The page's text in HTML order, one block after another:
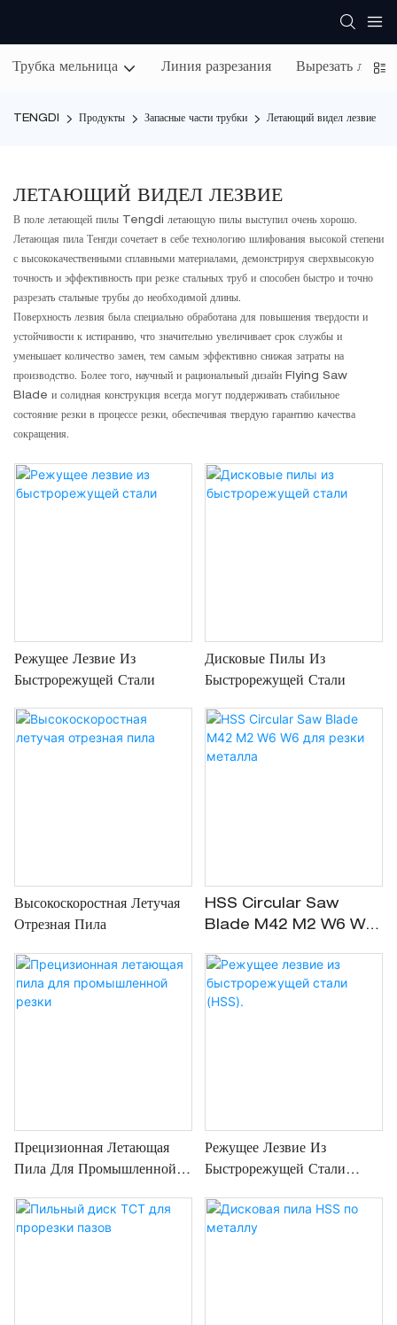
Трубка мельница Линия разрезания Вырезать
TENGDI Продукты Запасные части трубки Летающий видел лезвие
ЛЕТАЮЩИЙ ВИДЕЛ ЛЕЗВИЕ
В поле летающей пилы Tengdi летающую пилы выступил очень хорошо.
Летающая пила Тенгди сочетает в себе технологию шлифования высокой степени
с высококачественными сплавными материалами, демонстрируя сверхвысокую
точность и эффективность при резке стальных труб и способен быстро и точно
разрезать стальные трубы до необходимой длины.
Поверхность лезвия была специально обработана для повышения твердости и
устойчивости к истиранию, что значительно увеличивает срок службы и
уменьшает количество замен, тем самым эффективно снижая затраты на
производство. Более того, научный и рациональный дизайн Flying Saw
Blade и солидная конструкция всегда могут поддерживать стабильное
состояние резки в процессе резки, обеспечивая твердую гарантию качества
сокращения.
Режущее Лезвие Из
Быстрорежущей Стали
Дисковые Пилы Из
Быстрорежущей Стали
Высокоскоростная Летучая
Отрезная Пила
HSS Circular Saw
Blade M42 M2 W6 W6
Прецизионная Летающая
Пила Для Промышленной
Режущее Лезвие Из
Быстрорежущей Стали